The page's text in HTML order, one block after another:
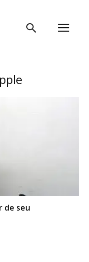
de seu